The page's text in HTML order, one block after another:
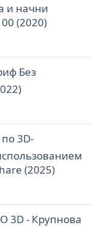
и начни
(2020)
Без
3D-
(2025)
3D - Крупнова